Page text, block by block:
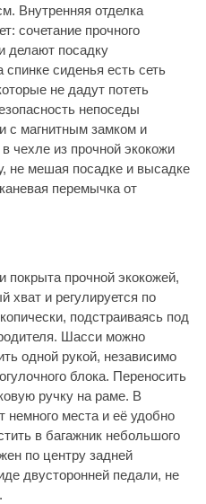
Внутренняя отделка
сочетание прочного
делают посадку
сиденья есть сеть
не дадут потеть
непоседы
с магнитным замком и
чехле из прочной экокожи
не мешая посадке и высадке
перемычка от
покрыта прочной экокожей,
хват и регулируется по
подстраиваясь под
Шасси можно
одной рукой, независимо
блока. Переносить
ручку на раме. В
немного места и её удобно
в багажник небольшого
по центру задней
двусторонней педали, не